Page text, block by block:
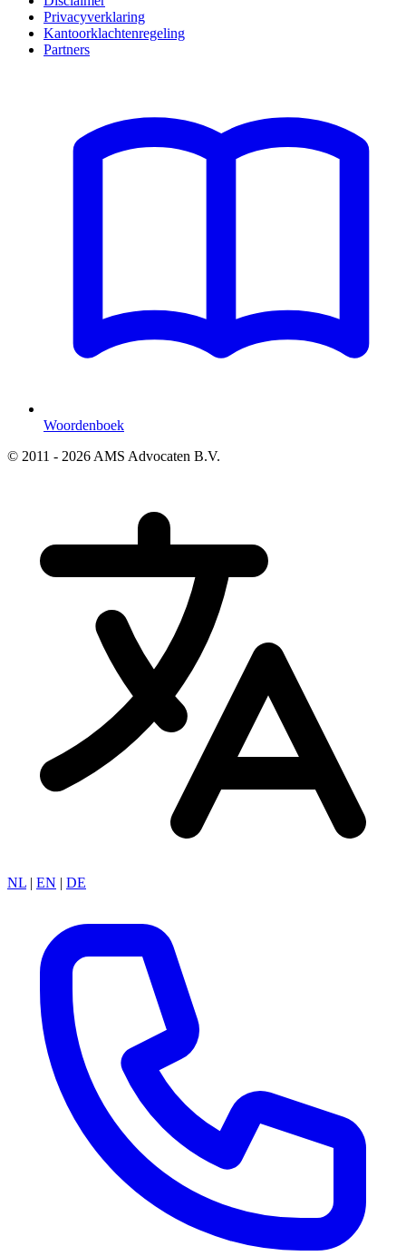
Privacyverklaring
Kantoorklachtenregeling
Partners
Woordenboek
© 2011 - 2026 AMS Advocaten B.V.
NL | EN | DE